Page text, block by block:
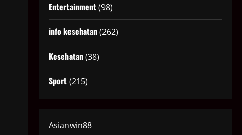
Entertainment(98)
info kesehatan(262)
Kesehatan(38)
Sport(215)
Asianwin88